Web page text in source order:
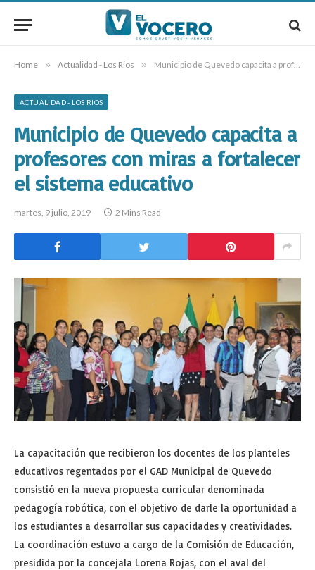
Home » Actualidad - Los Rios » Municipio de Quevedo capacita a profesores con miras a fortalecer el sistema educativo
ACTUALIDAD - LOS RIOS
Municipio de Quevedo capacita a
profesores con miras a fortalecer
el sistema educativo
martes, 9 julio, 2019 2 Mins Read
La capacitación que recibieron los docentes de los planteles
educativos regentados por el GAD Municipal de Quevedo
consistió en la nueva propuesta curricular denominada
pedagogía robótica, con el objetivo de darle la oportunidad a
los estudiantes a desarrollar sus capacidades y creatividades.
La coordinación estuvo a cargo de la Comisión de Educación,
presidida por la concejala Lorena Rojas, con el aval del